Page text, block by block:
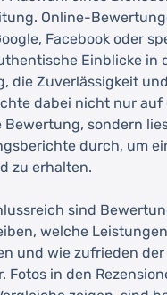
Online-
Facebook oder
Einblicke in
die Zuverlässigkeit
dabei nicht nur auf
sondern
durch, um
zu erhalten.
sind
welche
und wie zufrieden
Fotos in den